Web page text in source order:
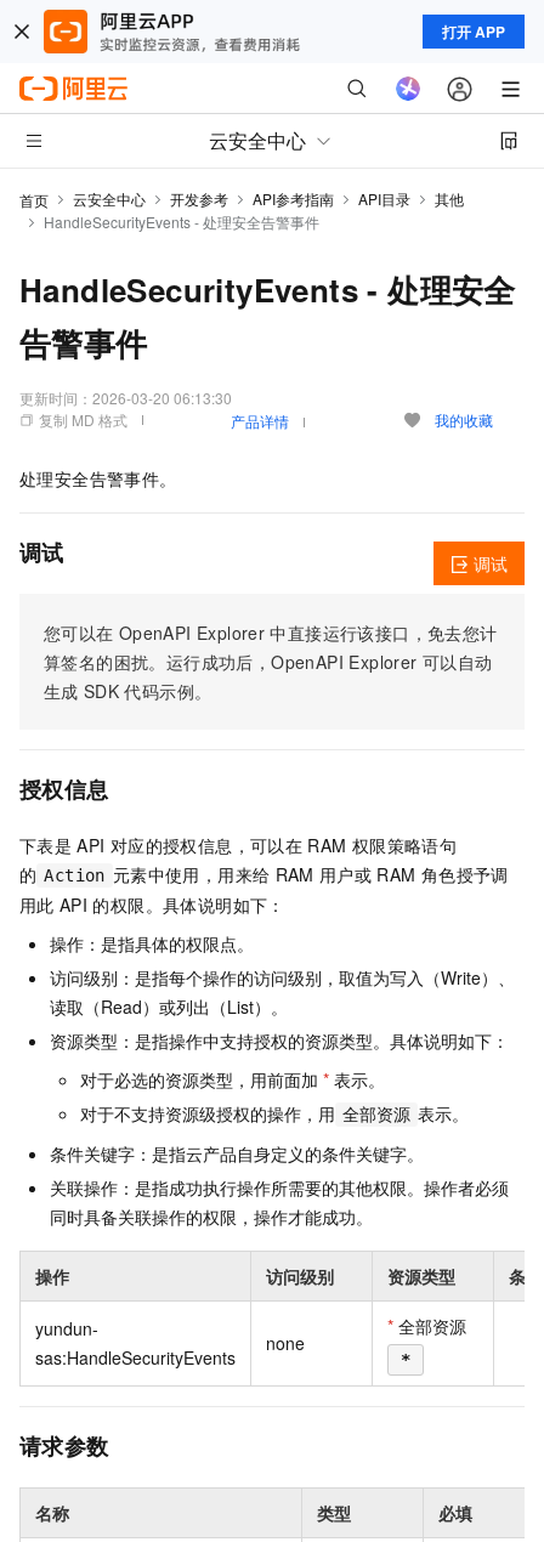
打开 APP
云安全中心
首页 云安全中心 开发参考 API参考指南 API目录
其他
HandleSecurityEvents - 处理安全告警事件
HandleSecurityEvents - 处理安全
告警事件
更新时间： 2026-03-20 06:13:30
复制 MD 格式
产品详情 我的收藏
处理安全告警事件。
调试
您可以在 OpenAPI Explorer 中直接运行该接口，免去您计
算签名的困扰。运行成功后，OpenAPI Explorer 可以自动
生成 SDK 代码示例。
调试
授权信息
下表是 API 对应的授权信息，可以在 RAM 权限策略语句
的 Action 元素中使用，用来给 RAM 用户或 RAM 角色授予调
用此 API 的权限。具体说明如下：
操作：是指具体的权限点。
访问级别：是指每个操作的访问级别，取值为写入（Write）、
读取（Read）或列出（List）。
资源类型：是指操作中支持授权的资源类型。具体说明如下：
对于必选的资源类型，用前面加 * 表示。
对于不支持资源级授权的操作，用 全部资源 表示。
条件关键字：是指云产品自身定义的条件关键字。
关联操作：是指成功执行操作所需要的其他权限。操作者必须
同时具备关联操作的权限，操作才能成功。
操作 访问级别 资源类型 条
yundun-
sas:HandleSecurityEvents
none
* 全部资源
*
请求参数
名称 类型 必填